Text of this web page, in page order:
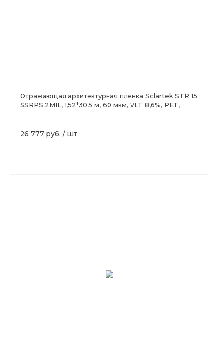
Отражающая архитектурная пленка Solartek STR 15
SSRPS 2MIL, 1,52*30,5 м, 60 мкм, VLT 8,6%, PET,
26 777 руб. / шт